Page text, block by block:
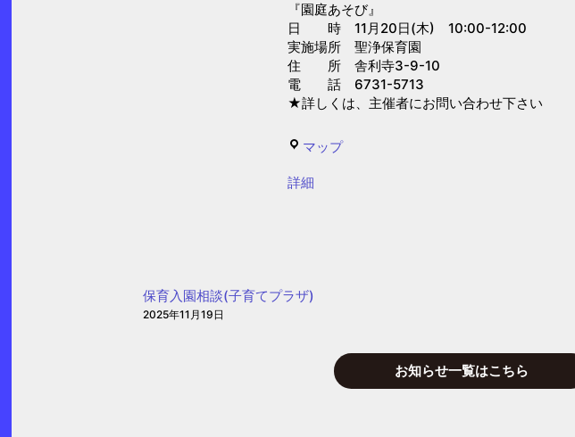
び
(聖
浄
保
育
『園庭あそび』
日 時 11月20日(木) 10:00-12:00
実施場所 聖浄保育園
住 所 舎利寺3-9-10
電 話 6731-5713
★詳しくは、主催者にお問い合わせ下さい
マップ聖
{title}
詳細
保育入園相談(子育てプラザ)
2025年11月19日
お知らせ一覧はこちら